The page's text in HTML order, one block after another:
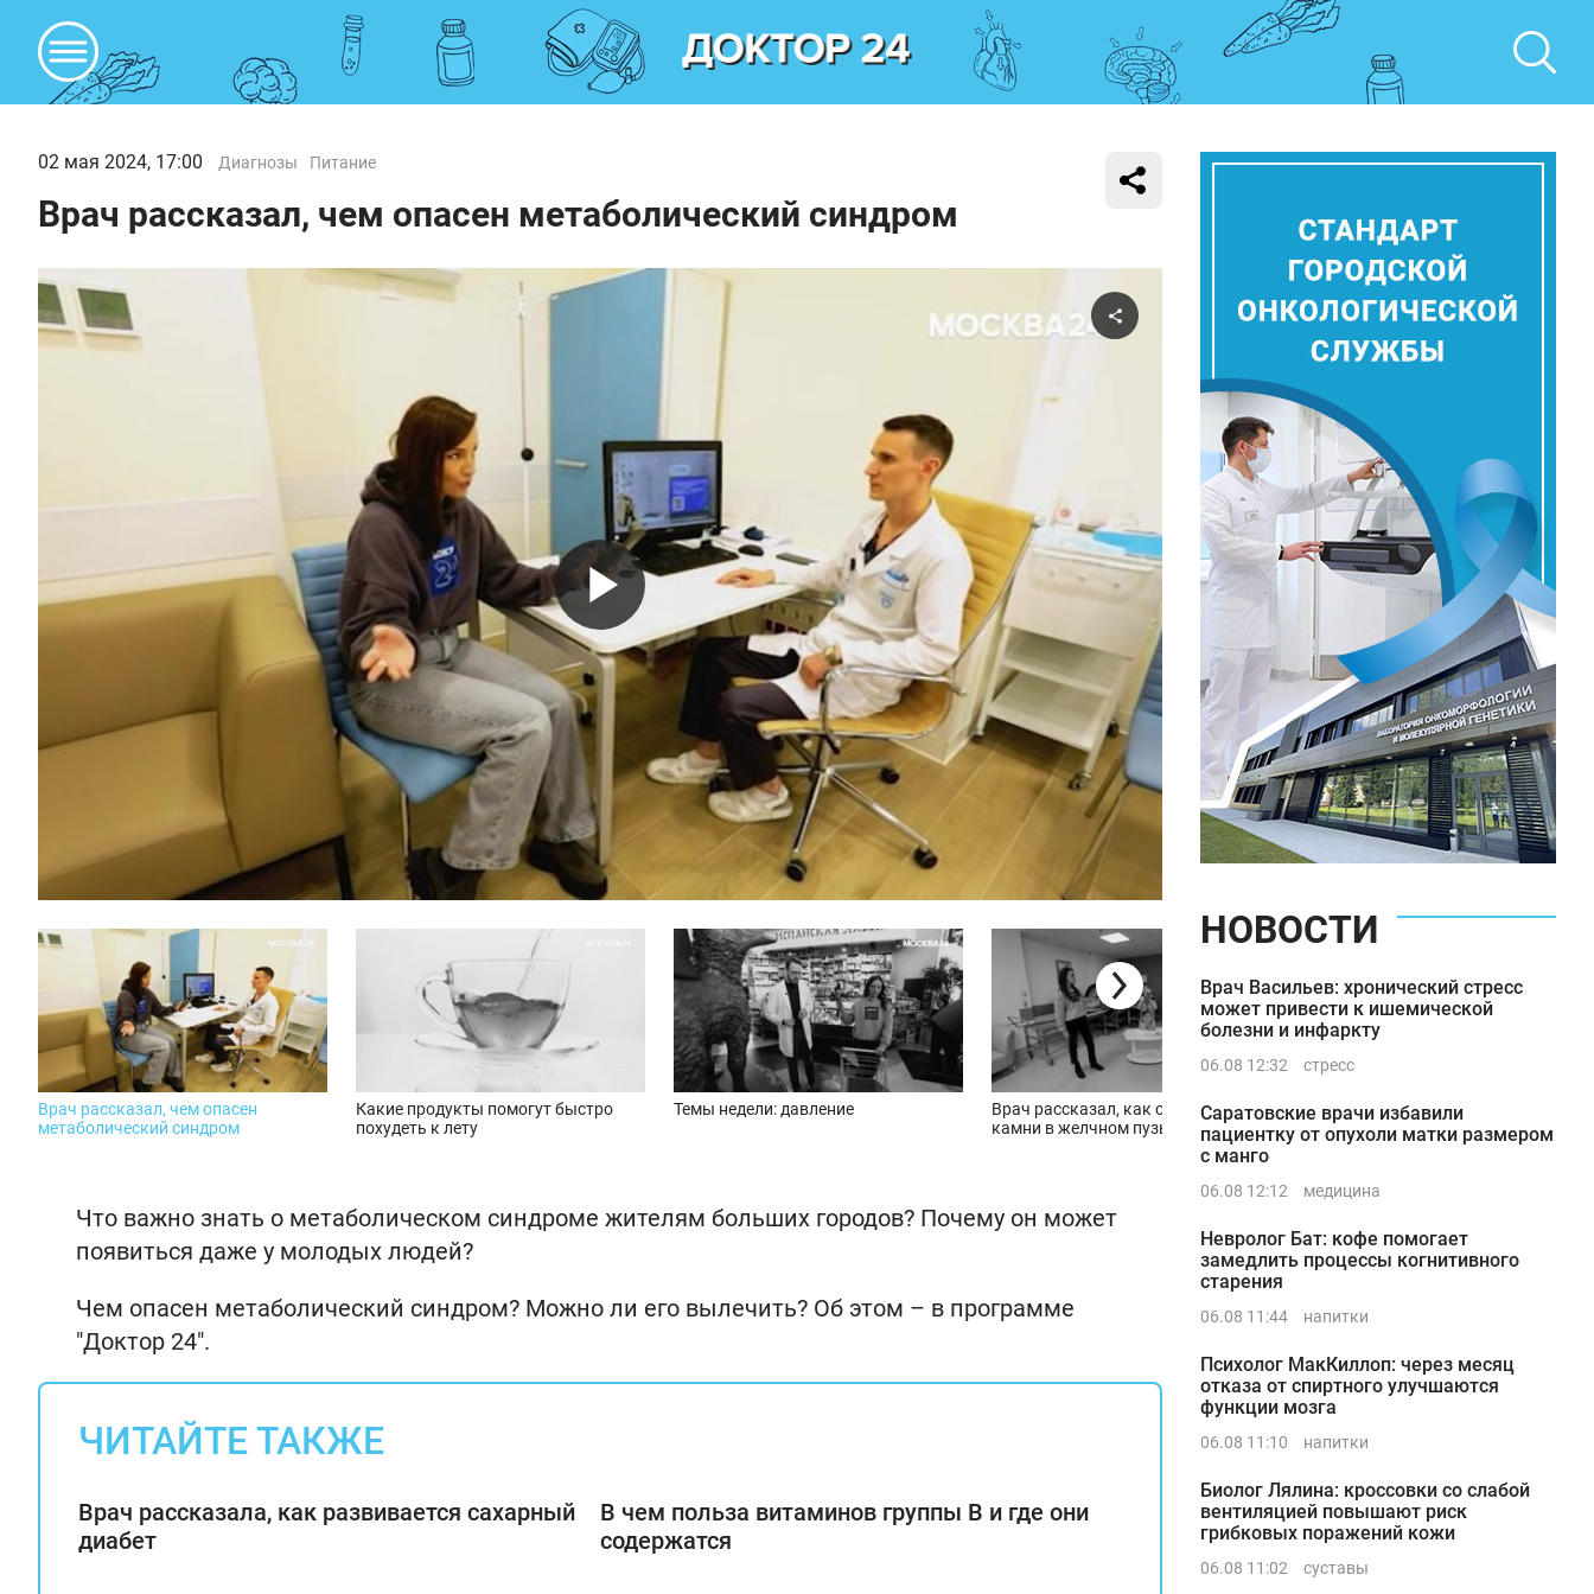
02 мая 2024, 17:00 Диагнозы Питание
Врач рассказал, чем опасен метаболический синдром
Воспроизвести
видео
Поделиться
Врач рассказал, чем опасен
метаболический синдром
Какие продукты помогут быстро
похудеть к лету
Темы недели: давление
Врач рассказал, как образуются
камни в желчном пузыре
Что важно знать о метаболическом синдроме жителям больших городов? Почему он может
появиться даже у молодых людей?
Чем опасен метаболический синдром? Можно ли его вылечить? Об этом – в программе
"Доктор 24".
ЧИТАЙТЕ ТАКЖЕ
Врач рассказала, как развивается сахарный
диабет
В чем польза витаминов группы В и где они
содержатся
НОВОСТИ
Врач Васильев: хронический стресс
может привести к ишемической
болезни и инфаркту
06.08 12:32 стресс
Саратовские врачи избавили
пациентку от опухоли матки размером
с манго
06.08 12:12 медицина
Невролог Бат: кофе помогает
замедлить процессы когнитивного
старения
06.08 11:44 напитки
Психолог МакКиллоп: через месяц
отказа от спиртного улучшаются
функции мозга
06.08 11:10 напитки
Биолог Лялина: кроссовки со слабой
вентиляцией повышают риск
грибковых поражений кожи
06.08 11:02 суставы